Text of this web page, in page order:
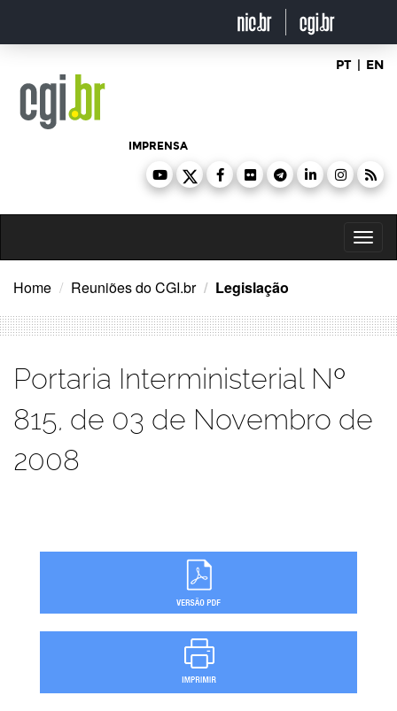
o
PT | EN
IMPRENSA
Home Reuniões do CGI.br Legislação
Portaria Interministerial Nº
815, de 03 de Novembro de
2008